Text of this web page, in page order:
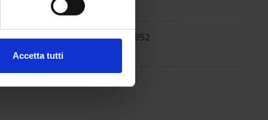
Accetta tutti
1996 0-8493-852